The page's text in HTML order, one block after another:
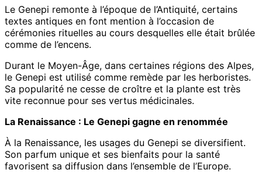
Le Genepi remonte à l’époque de l’Antiquité, certains
textes antiques en font mention à l’occasion de
cérémonies rituelles au cours desquelles elle était brûlée
comme de l’encens.
Durant le Moyen-Âge, dans certaines régions des Alpes,
le Genepi est utilisé comme remède par les herboristes.
Sa popularité ne cesse de croître et la plante est très
vite reconnue pour ses vertus médicinales.
La Renaissance : Le Genepi gagne en renommée
À la Renaissance, les usages du Genepi se diversifient.
Son parfum unique et ses bienfaits pour la santé
favorisent sa diffusion dans l’ensemble de l’Europe.